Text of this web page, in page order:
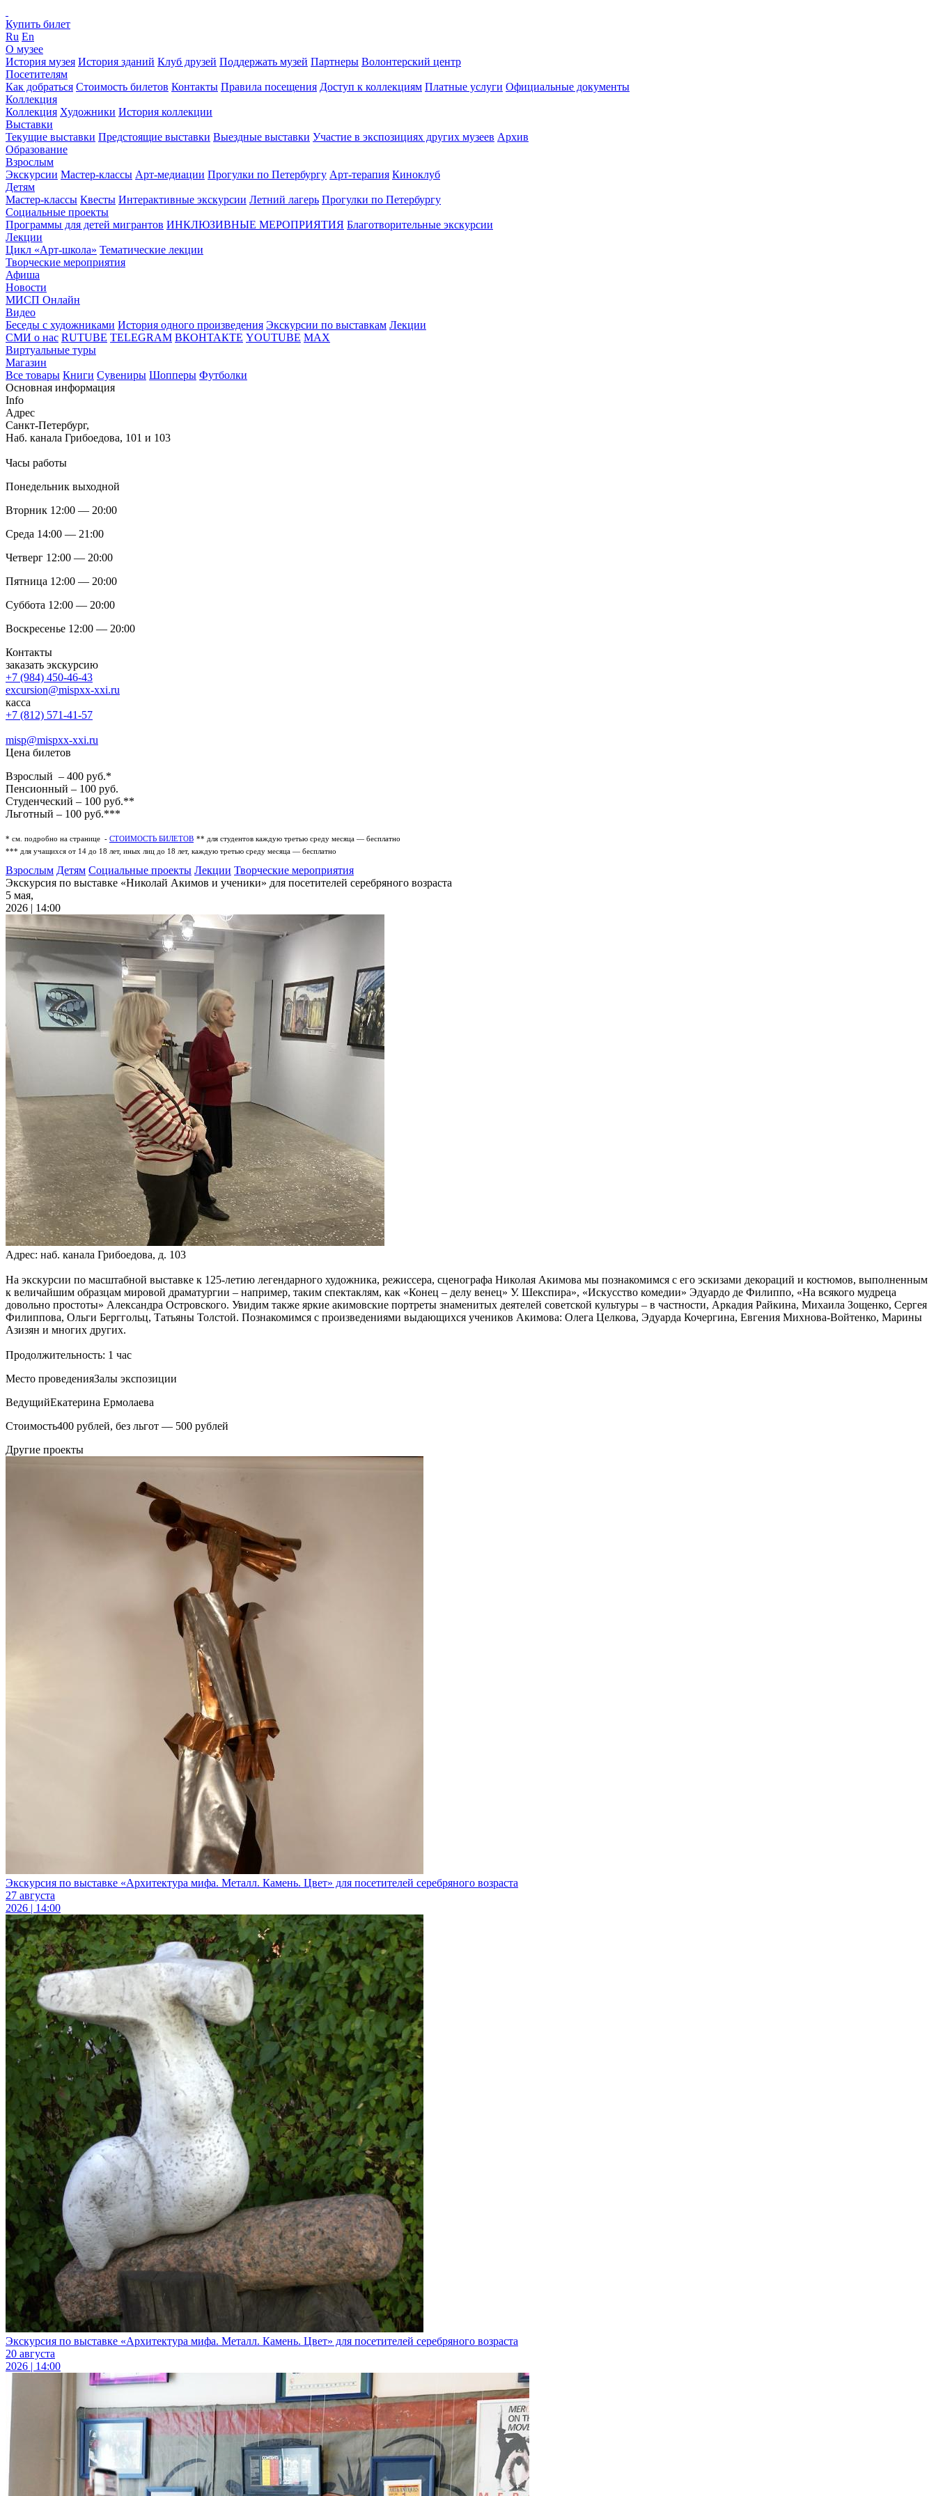
Купить билет
Ru En
О музее
История музея История зданий Клуб друзей Поддержать музей Партнеры Волонтерский центр
Посетителям
Как добраться Стоимость билетов Контакты Правила посещения Доступ к коллекциям Платные услуги Официальные документы
Коллекция
Коллекция Художники История коллекции
Выставки
Текущие выставки Предстоящие выставки Выездные выставки Участие в экспозициях других музеев Архив
Образование
Взрослым
Экскурсии Мастер-классы Арт-медиации Прогулки по Петербургу Арт-терапия Киноклуб
Детям
Мастер-классы Квесты Интерактивные экскурсии Летний лагерь Прогулки по Петербургу
Социальные проекты
Программы для детей мигрантов ИНКЛЮЗИВНЫЕ МЕРОПРИЯТИЯ Благотворительные экскурсии
Лекции
Цикл «Арт-школа» Тематические лекции
Творческие мероприятия
Афиша
Новости
МИСП Онлайн
Видео
Беседы с художниками История одного произведения Экскурсии по выставкам Лекции
СМИ о нас RUTUBE TELEGRAM ВКОНТАКТЕ YOUTUBE MAX
Виртуальные туры
Магазин
Все товары Книги Сувениры Шопперы Футболки
Основная информация
Info
Адрес
Санкт-Петербург,
Наб. канала Грибоедова, 101 и 103
Часы работы
Понедельник выходной
Вторник 12:00 — 20:00
Среда 14:00 — 21:00
Четверг 12:00 — 20:00
Пятница 12:00 — 20:00
Суббота 12:00 — 20:00
Воскресенье 12:00 — 20:00
Контакты
заказать экскурсию
+7 (984) 450-46-43
excursion@mispxx-xxi.ru
касса
+7 (812) 571-41-57
misp@mispxx-xxi.ru
Цена билетов
Взрослый – 400 руб.*
Пенсионный – 100 руб.
Студенческий – 100 руб.**
Льготный – 100 руб.***
* см. подробно на странице - СТОИМОСТЬ БИЛЕТОВ ** для студентов каждую третью среду месяца — бесплатно
*** для учащихся от 14 до 18 лет, иных лиц до 18 лет, каждую третью среду месяца — бесплатно
Взрослым Детям Социальные проекты Лекции Творческие мероприятия
Экскурсия по выставке «Николай Акимов и ученики» для посетителей серебряного возраста
5 мая,
2026 | 14:00
Адрес: наб. канала Грибоедова, д. 103
На экскурсии по масштабной выставке к 125-летию легендарного художника, режиссера, сценографа Николая Акимова мы познакомимся с его эскизами декораций и костюмов, выполненным
к величайшим образцам мировой драматургии – например, таким спектаклям, как «Конец – делу венец» У. Шекспира», «Искусство комедии» Эдуардо де Филиппо, «На всякого мудреца
довольно простоты» Александра Островского. Увидим также яркие акимовские портреты знаменитых деятелей советской культуры – в частности, Аркадия Райкина, Михаила Зощенко, Сергея
Филиппова, Ольги Берггольц, Татьяны Толстой. Познакомимся с произведениями выдающихся учеников Акимова: Олега Целкова, Эдуарда Кочергина, Евгения Михнова-Войтенко, Марины
Азизян и многих других.
Продолжительность: 1 час
Место проведенияЗалы экспозиции
ВедущийЕкатерина Ермолаева
Стоимость400 рублей, без льгот — 500 рублей
Другие проекты
Экскурсия по выставке «Архитектура мифа. Металл. Камень. Цвет» для посетителей серебряного возраста
27 августа
2026 | 14:00
Экскурсия по выставке «Архитектура мифа. Металл. Камень. Цвет» для посетителей серебряного возраста
20 августа
2026 | 14:00